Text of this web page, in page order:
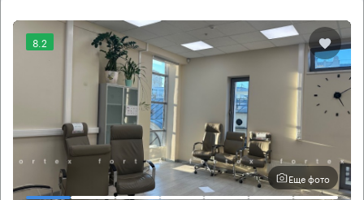
8.2
Еще фото